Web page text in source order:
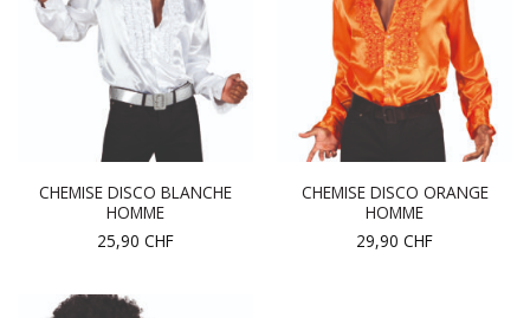
CHEMISE DISCO BLANCHE
HOMME
25,90 CHF
CHEMISE DISCO ORANGE
HOMME
29,90 CHF